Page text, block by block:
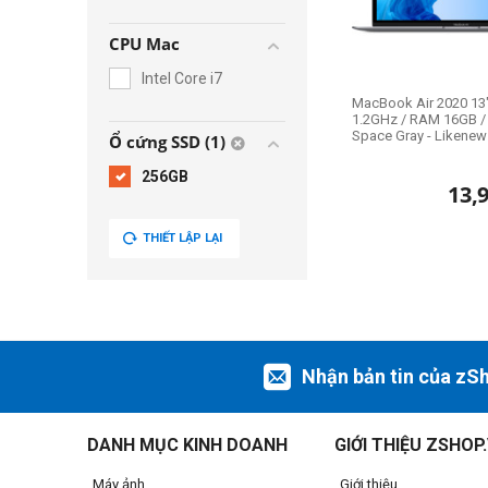
CPU Mac
Intel Core i7
Ổ cứng SSD (1)
256GB
THIẾT LẬP LẠI
MacBook Air 2020
1.2GHz / RAM 16GB
Space Gray -
Nhận bản tin của
DANH MỤC KINH DOANH
Máy ảnh
GIỚI THIỆU
Giới thiệu